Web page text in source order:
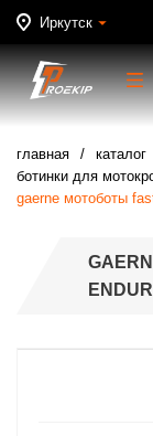
Иркутск
главная каталог
ботинки для
gaerne мотоботы